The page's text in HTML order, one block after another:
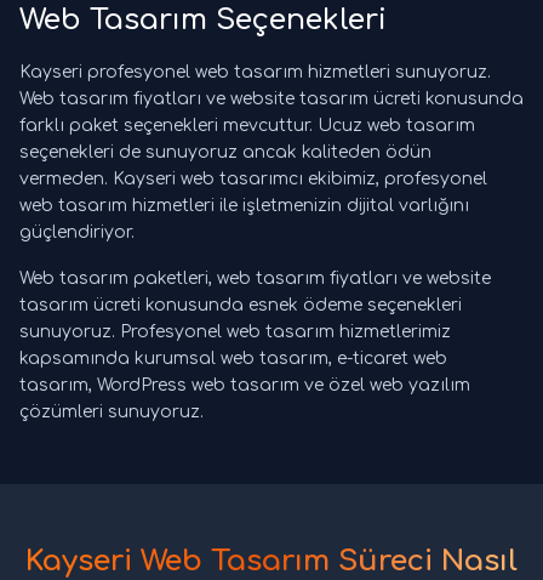
Web Tasarım Seçenekleri
Kayseri profesyonel web tasarım hizmetleri sunuyoruz.
Web tasarım fiyatları ve website tasarım ücreti konusunda
farklı paket seçenekleri mevcuttur. Ucuz web tasarım
seçenekleri de sunuyoruz ancak kaliteden ödün
vermeden. Kayseri web tasarımcı ekibimiz, profesyonel
web tasarım hizmetleri ile işletmenizin dijital varlığını
güçlendiriyor.
Web tasarım paketleri, web tasarım fiyatları ve website
tasarım ücreti konusunda esnek ödeme seçenekleri
sunuyoruz. Profesyonel web tasarım hizmetlerimiz
kapsamında kurumsal web tasarım, e-ticaret web
tasarım, WordPress web tasarım ve özel web yazılım
çözümleri sunuyoruz.
Kayseri Web Tasarım Süreci Nasıl